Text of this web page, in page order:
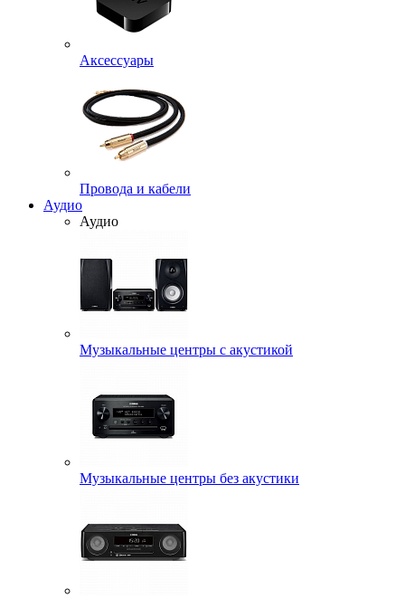
Аксессуары
Провода и кабели
Аудио
Аудио
Музыкальные центры с акустикой
Музыкальные центры без акустики